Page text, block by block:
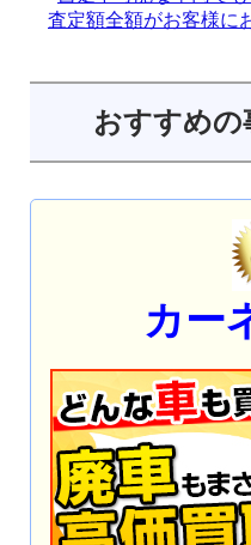
査定額全額がお客様に
おすすめの
カー